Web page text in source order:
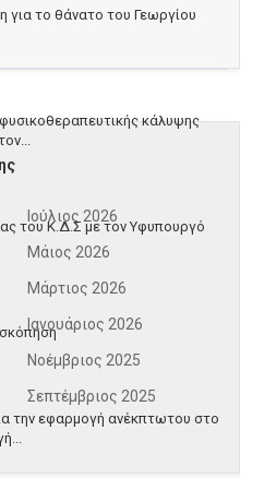
για το θάνατο του Γεωργίου
κάλυψης
του Κ.Δ.Σ με τον Υφυπουργό
την εφαρμογή ανέκπτωτου στο
Ιούλιος 2026
Μάιος 2026
Μάρτιος 2026
Ιανουάριος 2026
Νοέμβριος 2025
Σεπτέμβριος 2025